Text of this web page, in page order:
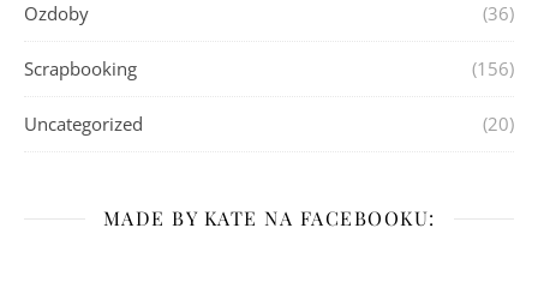
Ozdoby (36)
Scrapbooking (156)
Uncategorized (20)
MADE BY KATE NA FACEBOOKU: